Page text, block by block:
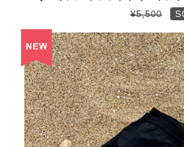
¥5,500